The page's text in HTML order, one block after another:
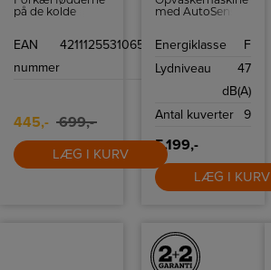
på de kolde
fodvarmer. Det
luner i sig selv,
temperaturkontrol,
kan du hurtigt få
varmen i
fødderne.
EAN
nummer
4211125531065
445,- 699,-
LÆG I KURV
med AutoSense,
Spray Arm.
Energiklasse
F
Lydniveau
47
dB(A)
Antal kuverter
9
5.199,-
LÆG I KURV